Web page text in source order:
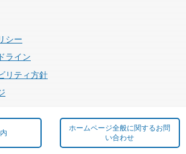
シー
ライン
リティ方針
ホームページ全般に関するお問
い合わせ